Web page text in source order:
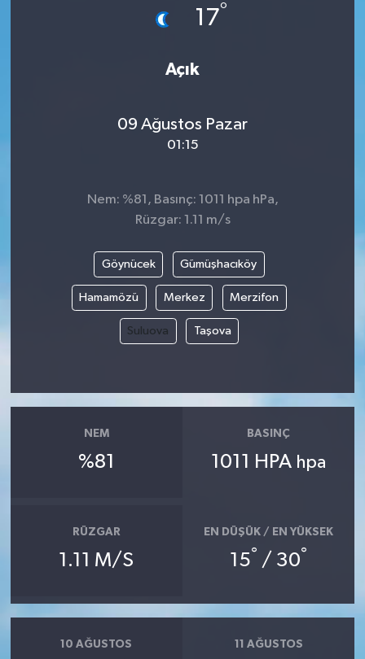
17°
Açık
09 Ağustos Pazar
01:15
Nem: %81, Basınç: 1011 hpa hPa,
Rüzgar: 1.11 m/s
Göynücek Gümüşhacıköy
Hamamözü Merkez Merzifon
Suluova Taşova
NEM
%81
BASINÇ
1011 HPA hpa
RÜZGAR
1.11 M/S
EN DÜŞÜK / EN YÜKSEK
15° / 30°
10 AĞUSTOS 11 AĞUSTOS